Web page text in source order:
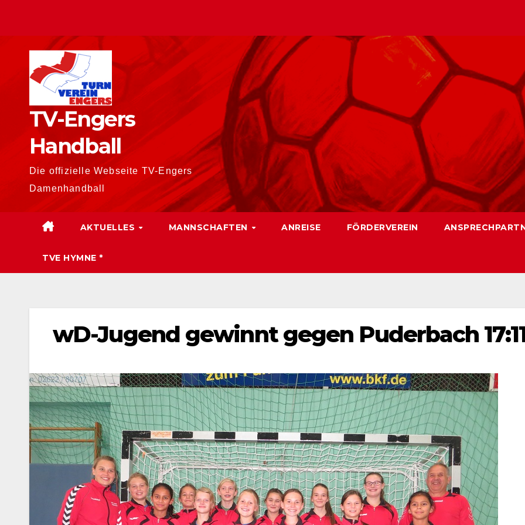
TV-Engers
Handball
Die offizielle Webseite TV-Engers
Damenhandball
AKTUELLES MANNSCHAFTEN ANREISE FÖRDERVEREIN
TVE HYMNE *
wD-Jugend gewinnt gegen Puderbach